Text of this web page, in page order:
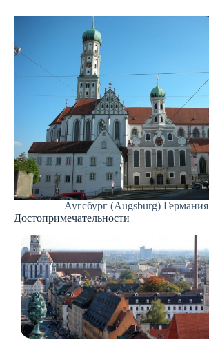
Аугсбург (Augsburg) Германия
Достопримечательности